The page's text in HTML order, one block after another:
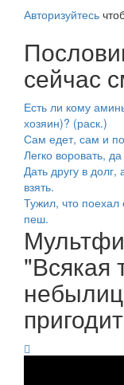
Авторизуйтесь
сейчас
Есть ли кому
хозяин)? (раск.)
Сам едет, сам и
Легко воровать,
Дать другу в
взять.
Тужил, что поехал
пеш.
"Всякая